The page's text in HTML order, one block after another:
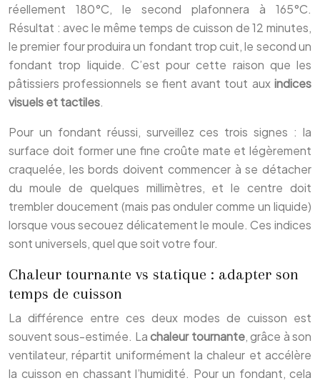
réellement 180°C, le second plafonnera à 165°C.
Résultat : avec le même temps de cuisson de 12 minutes,
le premier four produira un fondant trop cuit, le second un
fondant trop liquide. C’est pour cette raison que les
pâtissiers professionnels se fient avant tout aux indices
visuels et tactiles.
Pour un fondant réussi, surveillez ces trois signes : la
surface doit former une fine croûte mate et légèrement
craquelée, les bords doivent commencer à se détacher
du moule de quelques millimètres, et le centre doit
trembler doucement (mais pas onduler comme un liquide)
lorsque vous secouez délicatement le moule. Ces indices
sont universels, quel que soit votre four.
Chaleur tournante vs statique : adapter son
temps de cuisson
La différence entre ces deux modes de cuisson est
souvent sous-estimée. Lachaleur tournante, grâce à son
ventilateur, répartit uniformément la chaleur et accélère
la cuisson en chassant l’humidité. Pour un fondant, cela